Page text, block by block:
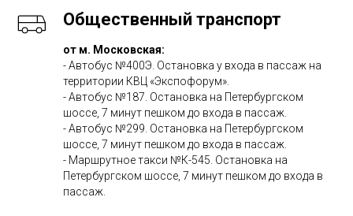
Общественный транспорт
от м. Московская:
- Автобус №400Э. Остановка у входа в пассаж на
территории КВЦ «Экспофорум».
- Автобус №187. Остановка на Петербургском
шоссе, 7 минут пешком до входа в пассаж.
- Автобус №299. Остановка на Петербургском
шоссе, 7 минут пешком до входа в пассаж.
- Маршрутное такси №К-545. Остановка на
Петербургском шоссе, 7 минут пешком до входа в
пассаж.